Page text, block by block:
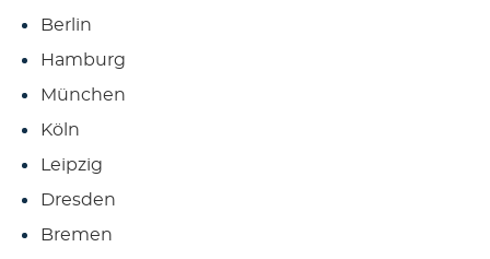
Berlin
Hamburg
München
Köln
Leipzig
Dresden
Bremen